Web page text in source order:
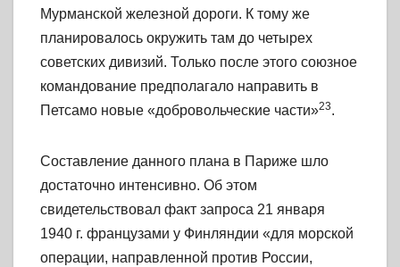
Мурманской железной дороги. К тому же
планировалось окружить там до четырех
советских дивизий. Только после этого союзное
командование предполагало направить в
Петсамо новые «добровольческие части»23.
Составление данного плана в Париже шло
достаточно интенсивно. Об этом
свидетельствовал факт запроса 21 января
1940 г. французами у Финляндии «для морской
операции, направленной против России,